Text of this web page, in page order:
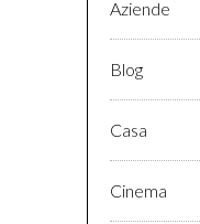
Aziende
Blog
Casa
Cinema